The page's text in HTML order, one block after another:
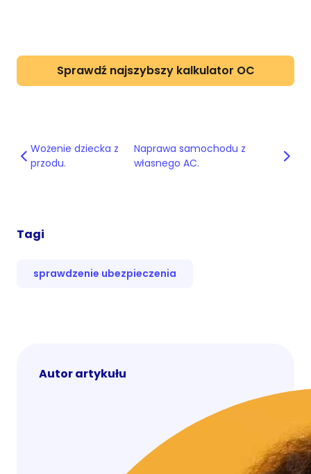
Sprawdź najszybszy kalkulator OC
Wożenie dziecka z
przodu.
Naprawa samochodu z
własnego AC.
Tagi
sprawdzenie ubezpieczenia
Autor artykułu